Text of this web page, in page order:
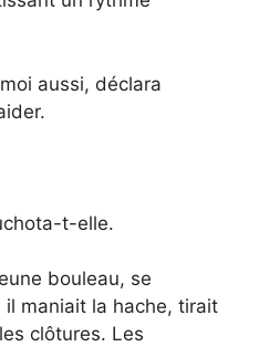
aussi, déclara
t-elle.
bouleau, se
maniait la hache, tirait
clôtures. Les